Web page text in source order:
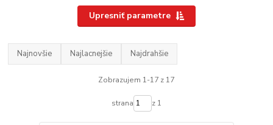
Upresniť parametre
Najnovšie Najlacnejšie Najdrahšie
Zobrazujem 1-17 z 17
strana z 1